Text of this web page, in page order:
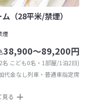
（28平米/禁煙）
煙
38,900～89,200円
名 こども0名・1部屋/1泊2日)
代金なし列車・普通車指定席
見る